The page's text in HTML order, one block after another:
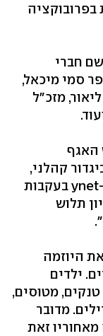
בפרובוקציה
חברי
סמי מיכאל,
מזכ"ל
האגף
קהלני,
הדף את טענות חברי התנועה ואמר ל-ynet בעקבות
תלוש
היוזמה
ילדים
מטוסים,
מדובר
זאת